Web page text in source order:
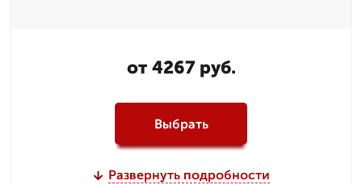
от 4267 руб.
Выбрать
Развернуть подробности